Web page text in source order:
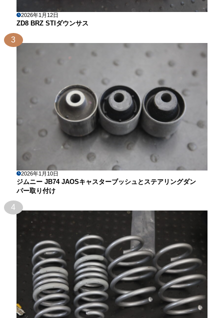
2026年1月12日
ZD8 BRZ STIダウンサス
3
2026年1月10日
ジムニー JB74 JAOSキャスターブッシュとステアリングダン
パー取り付け
4